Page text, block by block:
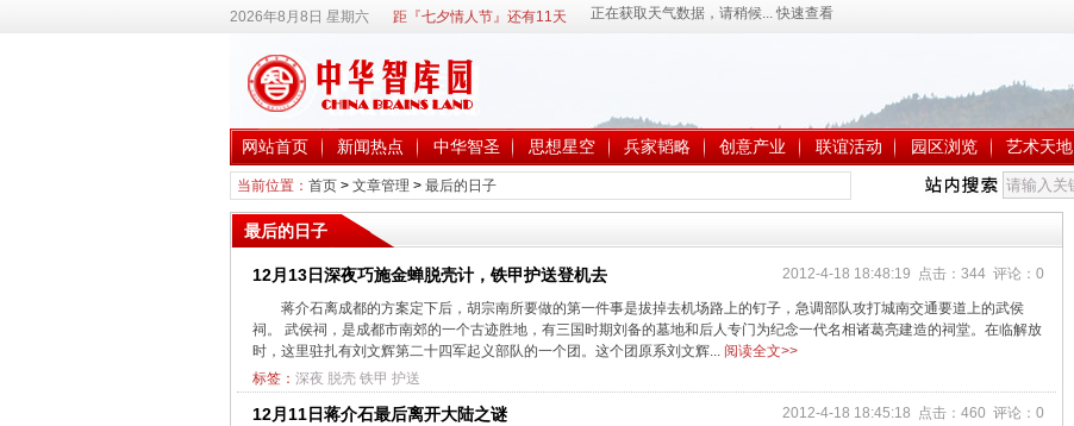
2026年8月8日 星期六 距『七夕情人节』还有11天
网站首页 新闻热点 中华智圣 思想星空 兵家韬略 创意产业 联谊活动 园区浏览 艺术天地
当前位置： 首页> 文章管理 > 最后的日子
最后的日子
2012-4-18 18:48:19 点击：344 评论：0
12月13日深夜巧施金蝉脱壳计，铁甲护送登机去
蒋介石离成都的方案定下后，胡宗南所要做的第一件事是拔掉去机场路上的钉子，急调部队攻打城南交通要道上的武侯
祠。 武侯祠，是成都市南郊的一个古迹胜地，有三国时期刘备的墓地和后人专门为纪念一代名相诸葛亮建造的祠堂。在临解放
时，这里驻扎有刘文辉第二十四军起义部队的一个团。这个团原系刘文辉... 阅读全文>>
标签： 深夜 脱壳 铁甲 护送
2012-4-18 18:45:18 点击：460 评论：0
12月11日蒋介石最后离开大陆之谜